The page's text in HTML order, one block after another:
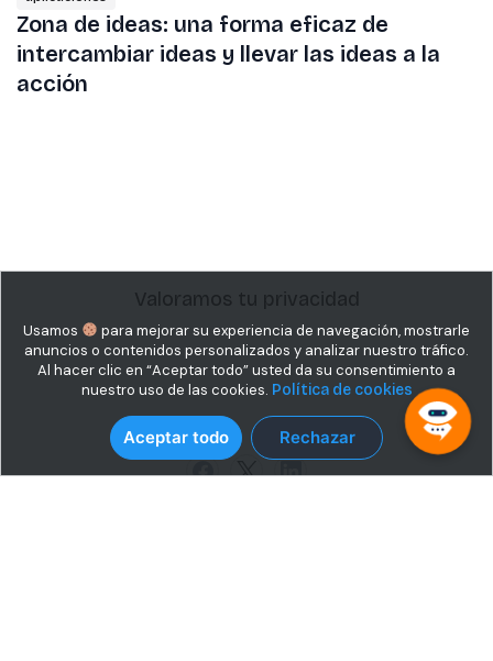
Zona de ideas: una forma eficaz de
intercambiar ideas y llevar las ideas a la
acción
Valoramos tu privacidad
Usamos
para mejorar su experiencia de navegación, mostrarle
anuncios o contenidos personalizados y analizar nuestro tráfico.
Al hacer clic en “Aceptar todo” usted da su consentimiento a
nuestro uso de las cookies. Política de cookies
Aceptar todo Rechazar